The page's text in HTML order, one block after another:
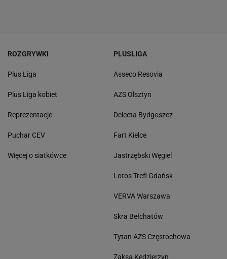
ROZGRYWKI
Plus Liga
Plus Liga kobiet
Reprezentacje
Puchar CEV
Więcej o siatkówce
PLUSLIGA
Asseco Resovia
AZS Olsztyn
Delecta Bydgoszcz
Fart Kielce
Jastrzębski Węgiel
Lotos Trefl Gdańsk
VERVA Warszawa
Skra Bełchatów
Tytan AZS Częstochowa
Zaksa Kędzierzyn